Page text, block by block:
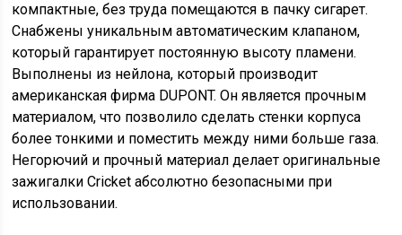
компактные, без труда помещаются в пачку сигарет.
Снабжены уникальным автоматическим клапаном,
который гарантирует постоянную высоту пламени.
Выполнены из нейлона, который производит
американская фирма DUPONT. Он является прочным
материалом, что позволило сделать стенки корпуса
более тонкими и поместить между ними больше газа.
Негорючий и прочный материал делает оригинальные
зажигалки Cricket абсолютно безопасными при
использовании.